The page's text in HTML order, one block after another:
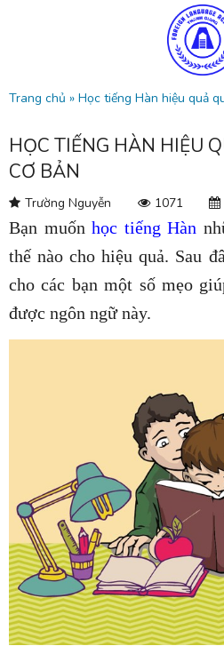
Trang chủ » Học tiếng Hàn hiệu quả
HỌC TIẾNG HÀN HIỆU
CƠ BẢN
Trường Nguyễn 1071
Bạn muốnhọc tiếng Hàn
thế nào cho hiệu quả. Sau
cho các bạn một số mẹo
được ngôn ngữ này.